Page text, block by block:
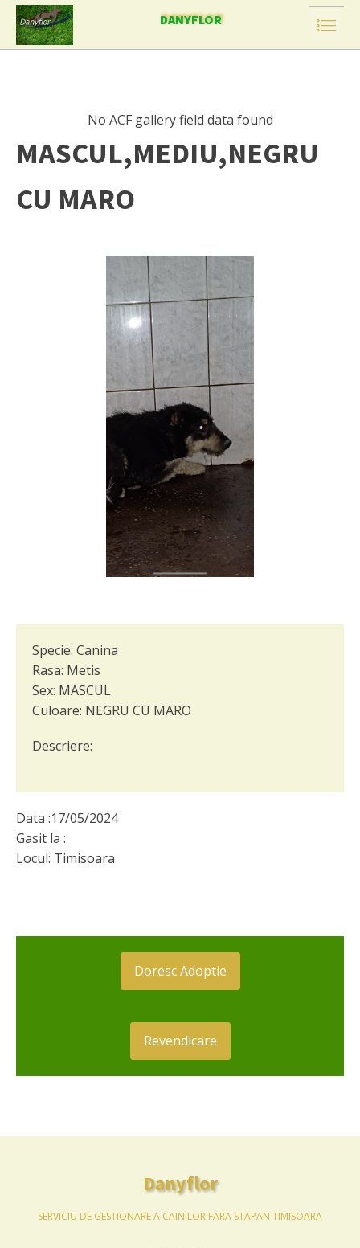
DANYFLOR
No ACF gallery field data found
MASCUL,MEDIU,NEGRU
CU MARO
Specie: Canina
Rasa: Metis
Sex: MASCUL
Culoare: NEGRU CU MARO
Descriere:
Data :17/05/2024
Gasit la :
Locul: Timisoara
Doresc Adoptie
Revendicare
Danyflor
SERVICIU DE GESTIONARE A CAINILOR FARA STAPAN TIMISOARA